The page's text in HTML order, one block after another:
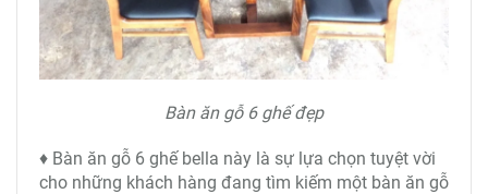
Bàn ăn gỗ 6 ghế đẹp
♦ Bàn ăn gỗ 6 ghế bella này là sự lựa chọn tuyệt vời
cho những khách hàng đang tìm kiếm một bàn ăn gỗ